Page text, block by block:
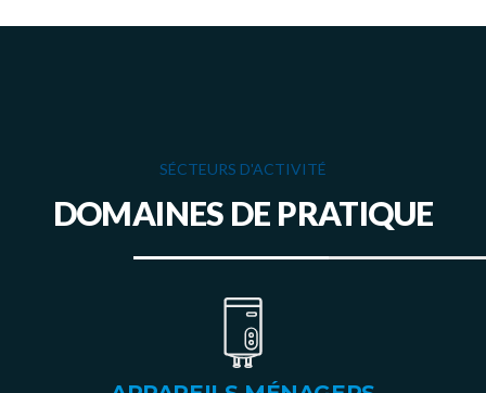
SÉCTEURS D'ACTIVITÉ
DOMAINES DE PRATIQUE